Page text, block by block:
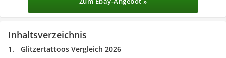
Inhaltsverzeichnis
Glitzertattoos Vergleich 2026